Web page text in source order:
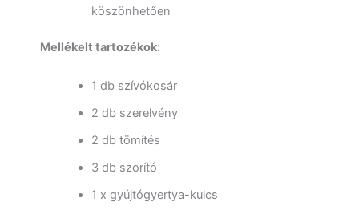
köszönhetően
Mellékelt tartozékok:
1 db szívókosár
2 db szerelvény
2 db tömítés
3 db szorító
1 x gyújtógyertya-kulcs